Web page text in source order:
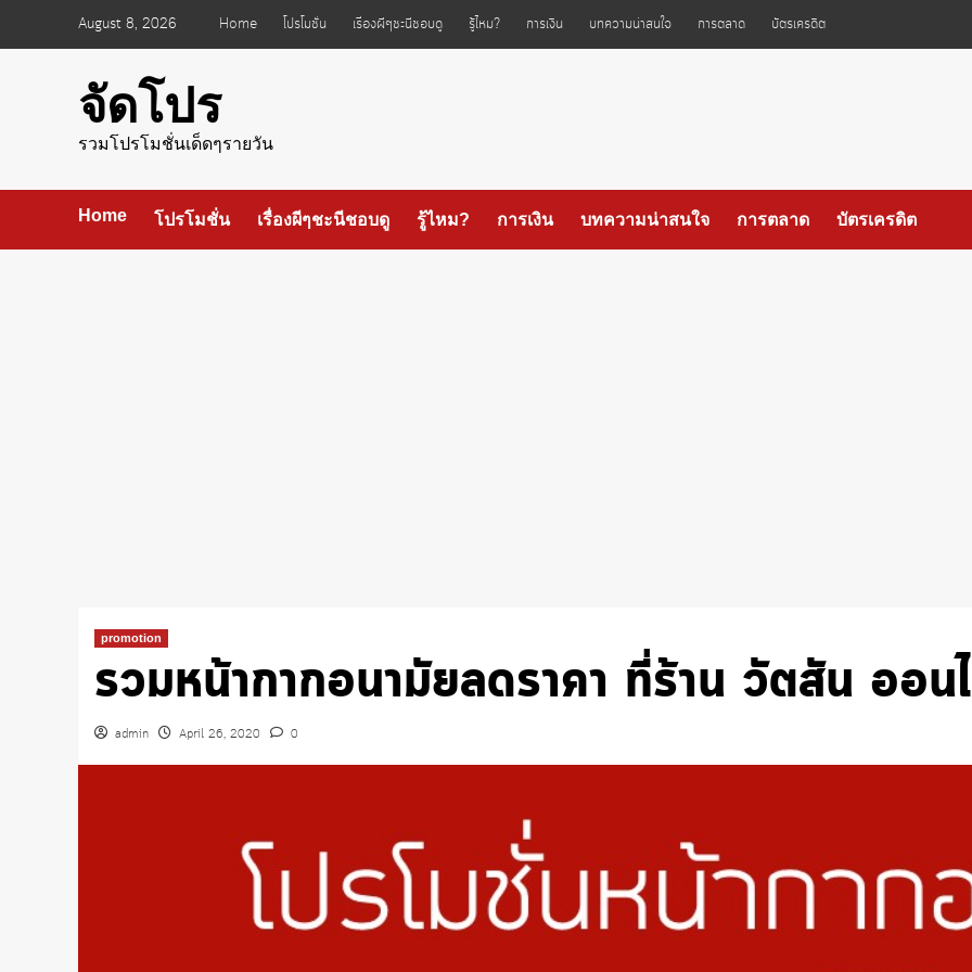
August 8, 2026 Home โปรโมชั่น เรื่องผีๆชะนีชอบดู รู้ไหม? การเงิน บทความน่าสนใจ การตลาด บัตรเครดิต
จัดโปร
รวมโปรโมชั่นเด็ดๆรายวัน
Home โปรโมชั่น เรื่องผีๆชะนีชอบดู รู้ไหม? การเงิน บทความน่าสนใจ การตลาด บัตรเครดิต
promotion
รวมหน้ากากอนามัยลดราคา ที่ร้าน วัตสัน ออน
admin April 26, 2020 0